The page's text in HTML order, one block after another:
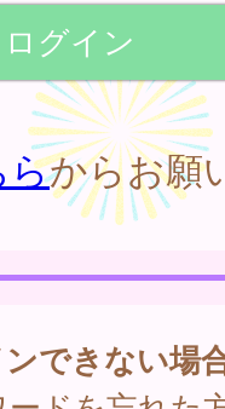
らからお願
できない場